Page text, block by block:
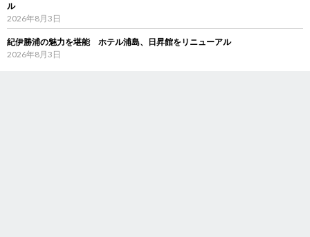
ル
2026年8月3日
紀伊勝浦の魅力を堪能 ホテル浦島、日昇館をリニューアル
2026年8月3日